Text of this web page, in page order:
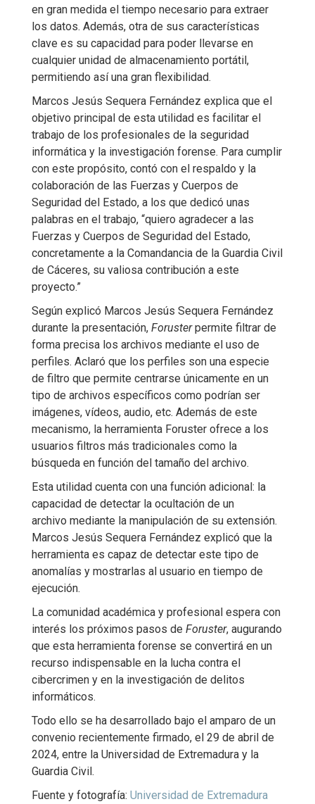
en gran medida el tiempo necesario para extraer
los datos. Además, otra de sus características
clave es su capacidad para poder llevarse en
cualquier unidad de almacenamiento portátil,
permitiendo así una gran flexibilidad.
Marcos Jesús Sequera Fernández explica que el
objetivo principal de esta utilidad es facilitar el
trabajo de los profesionales de la seguridad
informática y la investigación forense. Para cumplir
con este propósito, contó con el respaldo y la
colaboración de las Fuerzas y Cuerpos de
Seguridad del Estado, a los que dedicó unas
palabras en el trabajo, “quiero agradecer a las
Fuerzas y Cuerpos de Seguridad del Estado,
concretamente a la Comandancia de la Guardia Civil
de Cáceres, su valiosa contribución a este
proyecto.”
Según explicó Marcos Jesús Sequera Fernández
durante la presentación, Forusterpermite filtrar de
forma precisa los archivos mediante el uso de
perfiles. Aclaró que los perfiles son una especie
de filtro que permite centrarse únicamente en un
tipo de archivos específicos como podrían ser
imágenes, vídeos, audio, etc. Además de este
mecanismo, la herramienta Foruster ofrece a los
usuarios filtros más tradicionales como la
búsqueda en función del tamaño del archivo.
Esta utilidad cuenta con una función adicional: la
capacidad de detectar la ocultación de un
archivo mediante la manipulación de su extensión.
Marcos Jesús Sequera Fernández explicó que la
herramienta es capaz de detectar este tipo de
anomalías y mostrarlas al usuario en tiempo de
ejecución.
La comunidad académica y profesional espera con
interés los próximos pasos de Foruster, augurando
que esta herramienta forense se convertirá en un
recurso indispensable en la lucha contra el
cibercrimen y en la investigación de delitos
informáticos.
Todo ello se ha desarrollado bajo el amparo de un
convenio recientemente firmado, el 29 de abril de
2024, entre la Universidad de Extremadura y la
Guardia Civil.
Fuente y fotografía: Universidad de Extremadura